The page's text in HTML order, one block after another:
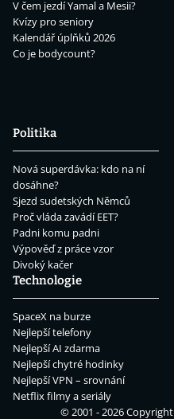
V čem jezdí Yamal a Mesii?
Kvízy pro seniory
Kalendář úplňků 2026
Co je bodycount?
Politika
Nová superdávka: kdo na ní
dosáhne?
Sjezd sudetských Němců
Proč vláda zavádí EET?
Padni komu padni
Výpověď z práce vzor
Divoký kačer
Technologie
SpaceX na burze
Nejlepší telefony
Nejlepší AI zdarma
Nejlepší chytré hodinky
Nejlepší VPN – srovnání
Netflix filmy a seriály
© 2001 - 2026 Copyright